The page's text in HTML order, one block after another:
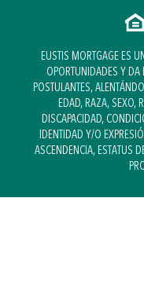
EUSTIS MORTGAGE ES
OPORTUNIDADES Y DA
POSTULANTES,
EDAD, RAZA, SEXO,
DISCAPACIDAD,
IDENTIDAD Y/O
ASCENDENCIA, ESTATUS